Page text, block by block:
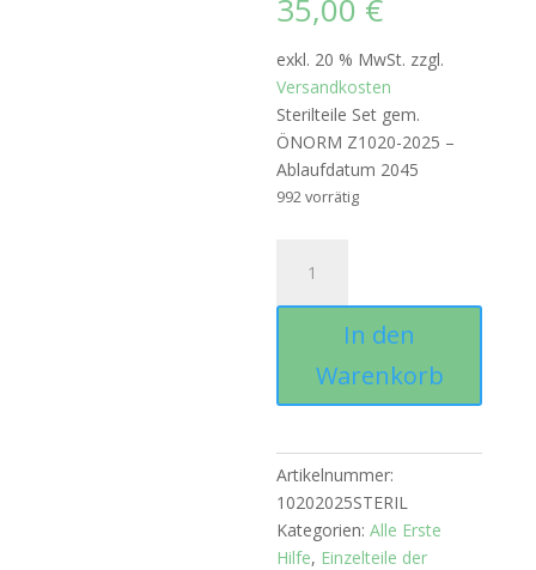
35,00 €
exkl. 20 % MwSt. zzgl.
Versandkosten
Sterilteile Set gem.
ÖNORM Z1020-2025 –
Ablaufdatum 2045
992 vorrätig
gem.
Z1020-
2045
Menge
In den
Warenkorb
Artikelnummer:
10202025STERIL
Kategorien:Alle Erste
Hilfe, Einzelteile der